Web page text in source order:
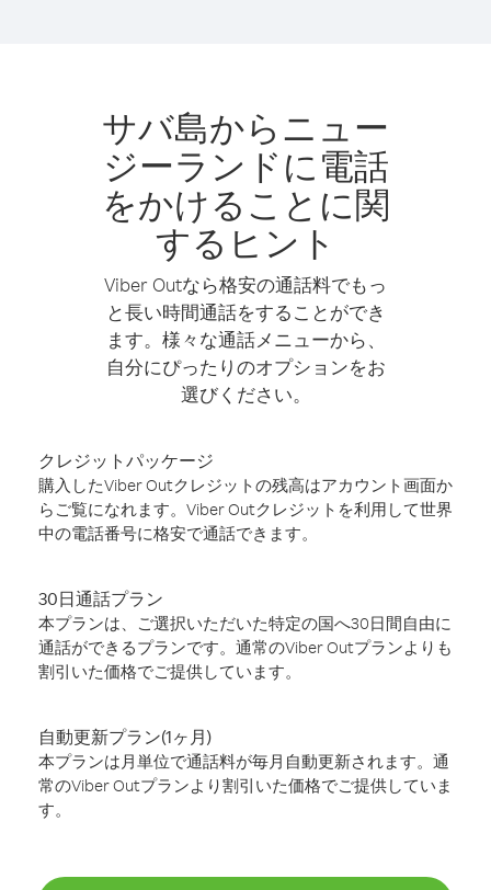
サバ島からニュー
ジーランドに電話
をかけることに関
するヒント
Viber Outなら格安の通話料でもっ
と長い時間通話をすることができ
ます。様々な通話メニューから、
自分にぴったりのオプションをお
選びください。
クレジットパッケージ
購入したViber Outクレジットの残高はアカウント画面か
らご覧になれます。Viber Outクレジットを利用して世界
中の電話番号に格安で通話できます。
30日通話プラン
本プランは、ご選択いただいた特定の国へ30日間自由に
通話ができるプランです。通常のViber Outプランよりも
割引いた価格でご提供しています。
自動更新プラン(1ヶ月)
本プランは月単位で通話料が毎月自動更新されます。通
常のViber Outプランより割引いた価格でご提供していま
す。